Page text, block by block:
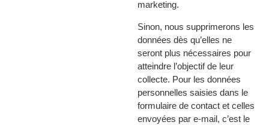
marketing.
Sinon, nous supprimerons les
données dès qu’elles ne
seront plus nécessaires pour
atteindre l’objectif de leur
collecte. Pour les données
personnelles saisies dans le
formulaire de contact et celles
envoyées par e-mail, c’est le